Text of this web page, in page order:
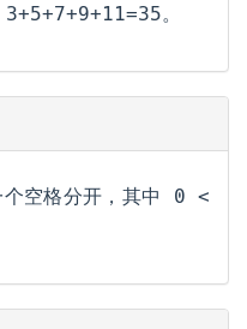
。
空格分开，其中 0 <